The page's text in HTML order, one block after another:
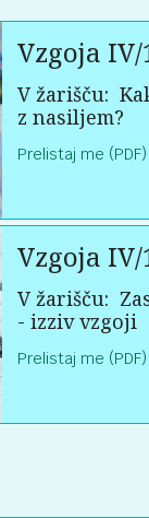
Vzgoja IV/
V žarišču:
z nasiljem?
Prelistaj me (PDF)
Vzgoja IV/
V žarišču:
- izziv vzgoji
Prelistaj me (PDF)